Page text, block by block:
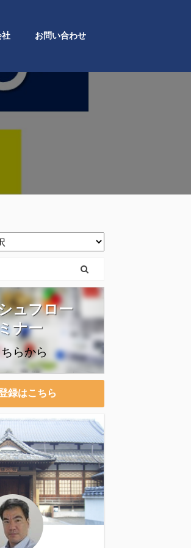
社 お問い合わせ
ュフロー
ナー
らから
録はこちら